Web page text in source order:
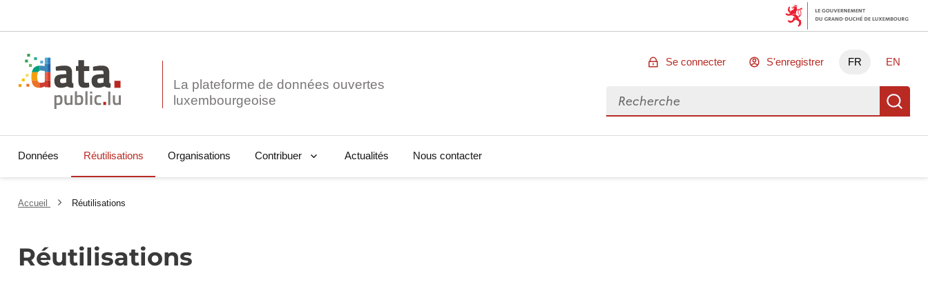
La plateforme de données ouvertes
Se connecter S'enregistrer FR EN
Rechercher des données
Données Réutilisations Organisations Contribuer Actualités Nous contacter
Accueil Réutilisations
Réutilisations